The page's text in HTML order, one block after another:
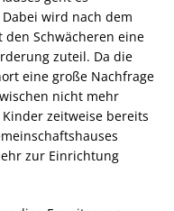
wird nach dem
Schwächeren eine
zuteil. Da die
eine große Nachfrage
nicht mehr
zeitweise bereits
zur Einrichtung